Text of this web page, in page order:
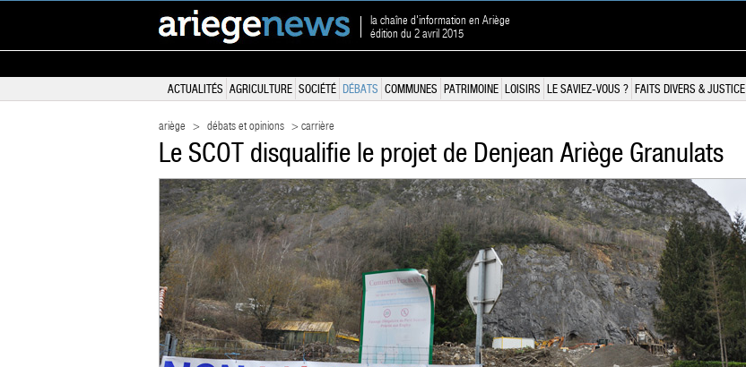
la chaîne d'information en Ariège
édition du 2 avril 2015
ACTUALITÉS AGRICULTURE SOCIÉTÉ DÉBATS COMMUNES PATRIMOINE LOISIRS LE SAVIEZ-VOUS ? FAITS DIVERS & JUSTICE
ariège > débats et opinions > carrière
Le SCOT disqualifie le projet de Denjean Ariège Granulats